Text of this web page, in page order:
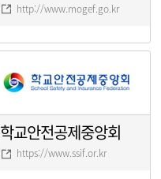
http://www.mogef.go.kr
학교안전공제중앙회
https://www.ssif.or.kr